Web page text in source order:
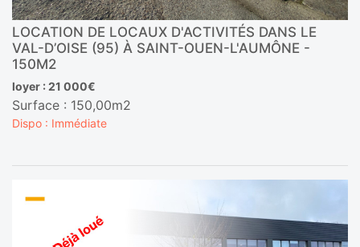
LOCATION DE LOCAUX D'ACTIVITÉS DANS LE
VAL-D’OISE (95) À SAINT-OUEN-L'AUMÔNE -
150M2
loyer : 21 000€
Surface : 150,00m2
Dispo : Immédiate